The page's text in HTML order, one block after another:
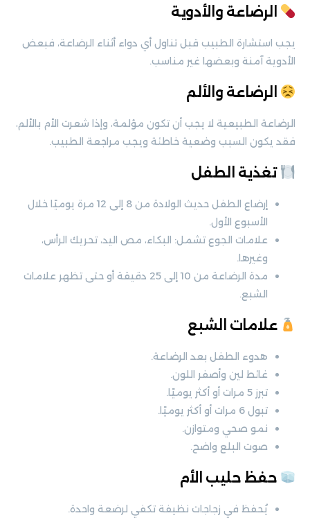
الرضاعة والأدوية
يجب استشارة الطبيب قبل تناول أي دواء أثناء الرضاعة، فبعض
الأدوية آمنة وبعضها غير مناسب.
الرضاعة والألم
الرضاعة الطبيعية لا يجب أن تكون مؤلمة، وإذا شعرت الأم بالألم،
فقد يكون السبب وضعية خاطئة ويجب مراجعة الطبيب.
تغذية الطفل
إرضاع الطفل حديث الولادة من 8 إلى 12 مرة يوميًا خلال
الأسبوع الأول.
علامات الجوع تشمل: البكاء، مص اليد، تحريك الرأس،
وغيرها.
مدة الرضاعة من 10 إلى 25 دقيقة أو حتى تظهر علامات
الشبع.
علامات الشبع
هدوء الطفل بعد الرضاعة.
غائط لين وأصفر اللون.
تبرز 5 مرات أو أكثر يوميًا.
تبول 6 مرات أو أكثر يوميًا.
نمو صحي ومتوازن.
صوت البلع واضح.
حفظ حليب الأم
يُحفظ في زجاجات نظيفة تكفي لرضعة واحدة.